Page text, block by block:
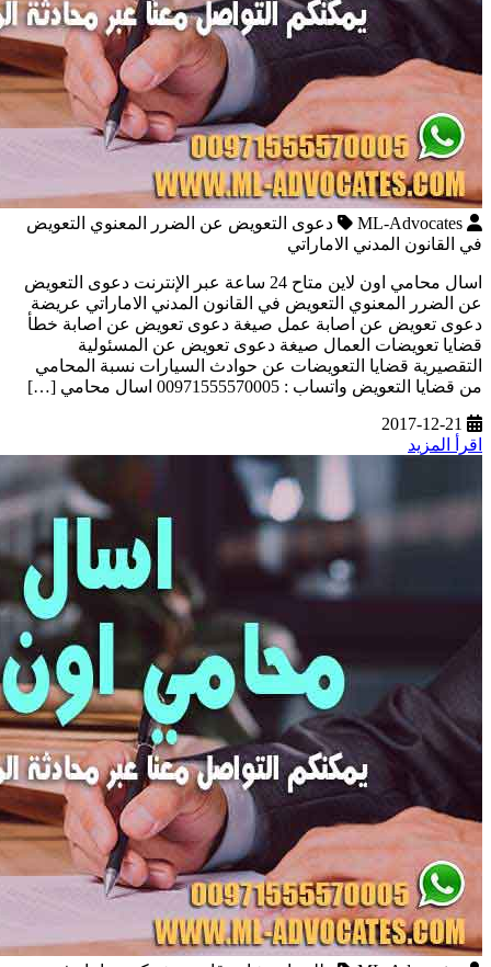
ML-Advocates
دعوى التعويض عن الضرر المعنوي التعويض
في القانون المدني الاماراتي
اسال محامي اون لاين متاح 24 ساعة عبر الإنترنت دعوى التعويض
عن الضرر المعنوي التعويض في القانون المدني الاماراتي عريضة
دعوى تعويض عن اصابة عمل صيغة دعوى تعويض عن اصابة خطأ
قضايا تعويضات العمال صيغة دعوى تعويض عن المسئولية
التقصيرية قضايا التعويضات عن حوادث السيارات نسبة المحامي
من قضايا التعويض واتساب : 00971555570005 اسال محامي […]
2017-12-21
اقرأ المزيد